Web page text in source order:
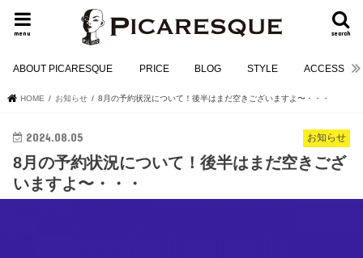
search
menu
ABOUT PICARESQUE PRICE BLOG STYLE ACCESS
HOME お知らせ 8月の予約状況について！後半はまだ空きございますよ〜・・・
お知らせ
2024.08.05
8月の予約状況について！後半はまだ空きござ
いますよ〜・・・